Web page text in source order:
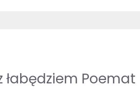
łabędziem Poemat